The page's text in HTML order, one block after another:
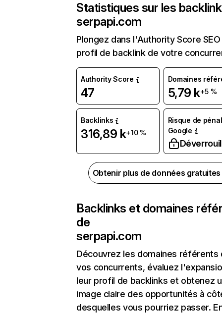
Statistiques sur les
serpapi.com
Plongez dans l'Authority Score
profil de backlink de votre
Authority Score
47
Domaines
5,79 k+5 %
Backlinks
316,89 k+10 %
Risque de
Google
Obtenir plus de données
Backlinks et domaines
de
serpapi.com
Découvrez les domaines référents
vos concurrents, évaluez
leur profil de backlinks et obtenez
image claire des opportunités à
desquelles vous pourriez passer.